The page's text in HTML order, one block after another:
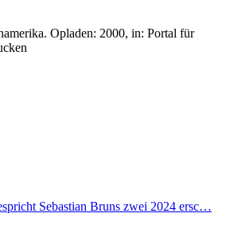
Opladen: 2000, in: Portal für
Sebastian Bruns zwei 2024 ersc…